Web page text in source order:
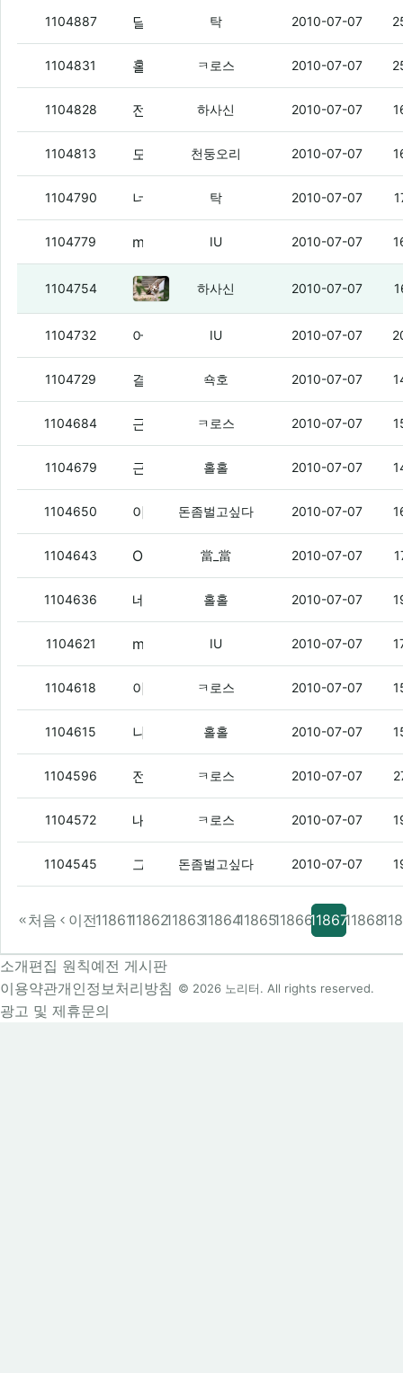
1104887 (4)
탁 2010-07-07
1104831 ㅋ로스 2010-07-07
1104828 하사신 2010-07-07
1104813 (3)
천둥오리 2010-07-07
1104790 (7)
탁 2010-07-07
1104779 (1)
IU 2010-07-07
1104754 이 자식을 어떻게하지?(5)
하사신 2010-07-07
1104732 (3)
IU 2010-07-07
1104729 (6)
쇽호 2010-07-07
1104684 ㅋ로스 2010-07-07
1104679 (1)
홀홀 2010-07-07
1104650 (6)
돈좀벌고싶다 2010-07-07
1104643 (2)
當_當 2010-07-07
1104636 홀홀 2010-07-07
1104621 IU 2010-07-07
1104618 (3)
ㅋ로스 2010-07-07
1104615 홀홀 2010-07-07
1104596 (3)
ㅋ로스 2010-07-07
1104572 ㅋ로스 2010-07-07
1104545 (4)
돈좀벌고싶다 2010-07-07
처음 이전1186111862118631186411865118661186711868
소개편집 원칙예전 게시판
이용약관개인정보처리방침
광고 및 제휴문의
© 2026 노리터. All rights reserved.